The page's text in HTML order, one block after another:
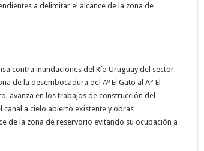
a delimitar el alcance de la zona de
contra inundaciones del Río Uruguay del sector
de la desembocadura del Aº El Gato al A° El
avanza en los trabajos de construcción del
a cielo abierto existente y obras
de la zona de reservorio evitando su ocupación a